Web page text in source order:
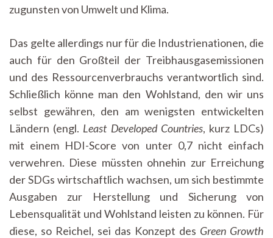
zugunsten von Umwelt und Klima.
Das gelte allerdings nur für die Industrienationen, die
auch für den Großteil der Treibhausgasemissionen
und des Ressourcenverbrauchs verantwortlich sind.
Schließlich könne man den Wohlstand, den wir uns
selbst gewähren, den am wenigsten entwickelten
Ländern (engl. Least Developed Countries, kurz LDCs)
mit einem HDI-Score von unter 0,7 nicht einfach
verwehren. Diese müssten ohnehin zur Erreichung
der SDGs wirtschaftlich wachsen, um sich bestimmte
Ausgaben zur Herstellung und Sicherung von
Lebensqualität und Wohlstand leisten zu können. Für
diese, so Reichel, sei das Konzept des Green Growth